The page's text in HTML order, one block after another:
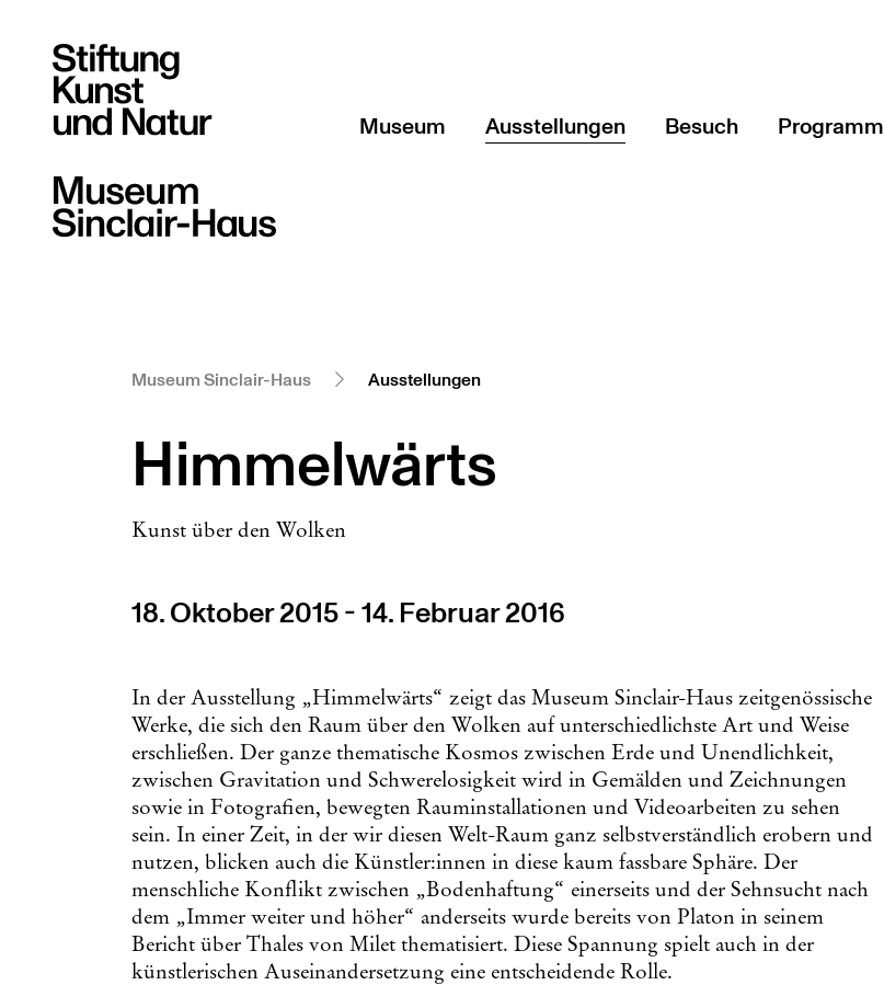
Museum Ausstellungen Besuch Programm
Museum Sinclair-Haus Ausstellungen
Himmelwärts
Kunst über den Wolken
18. Oktober 2015 - 14. Februar 2016
In der Ausstellung „Himmelwärts“ zeigt das Museum Sinclair-Haus zeitgenössische
Werke, die sich den Raum über den Wolken auf unterschiedlichste Art und Weise
erschließen. Der ganze thematische Kosmos zwischen Erde und Unendlichkeit,
zwischen Gravitation und Schwerelosigkeit wird in Gemälden und Zeichnungen
sowie in Fotografien, bewegten Rauminstallationen und Videoarbeiten zu sehen
sein. In einer Zeit, in der wir diesen Welt-Raum ganz selbstverständlich erobern und
nutzen, blicken auch die Künstler:innen in diese kaum fassbare Sphäre. Der
menschliche Konflikt zwischen „Bodenhaftung“ einerseits und der Sehnsucht nach
dem „Immer weiter und höher“ anderseits wurde bereits von Platon in seinem
Bericht über Thales von Milet thematisiert. Diese Spannung spielt auch in der
künstlerischen Auseinandersetzung eine entscheidende Rolle.